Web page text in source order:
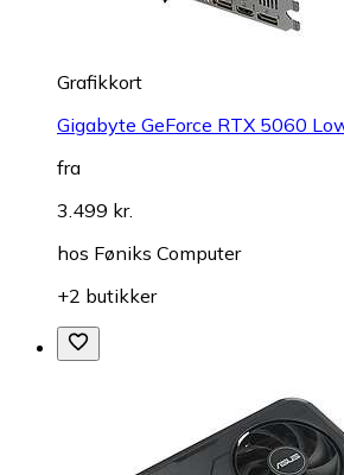
Grafikkort
Gigabyte GeForce RTX 5060
fra
3.499 kr.
hos Føniks Computer
+2 butikker